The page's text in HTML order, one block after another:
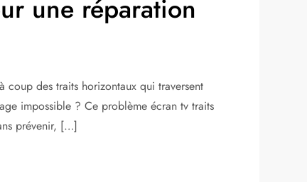
une réparation
coup des traits horizontaux qui traversent
impossible ? Ce problème écran tv traits
prévenir, […]